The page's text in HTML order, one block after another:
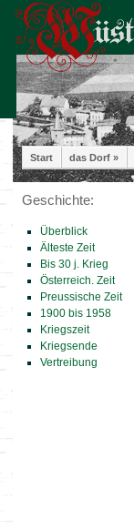
Start das Dorf »
Geschichte:
Überblick
Älteste Zeit
Bis 30 j. Krieg
Österreich. Zeit
Preussische Zeit
1900 bis 1958
Kriegszeit
Kriegsende
Vertreibung